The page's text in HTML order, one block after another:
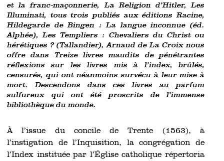
et la franc-maçonnerie, La Religion d’Hitler, Les
Illuminati, tous trois publiés aux éditions Racine,
Hildegarde de Bingen : La langue inconnue (éd.
Alphée), Les Templiers : Chevaliers du Christ ou
hérétiques ? (Tallandier), Arnaud de La Croix nous
offre dans Treize livres maudits de pénétrantes
réflexions sur les livres mis à l’index, brûlés,
censurés, qui ont néanmoins survécu à leur mise à
mort. Descendons dans ces livres au parfum
sulfureux qui ont été proscrits de l’immense
bibliothèque du monde.
À l’issue du concile de Trente (1563), à
l’instigation de l’Inquisition, la congrégation de
l’Index instituée par l’Église catholique répertoria